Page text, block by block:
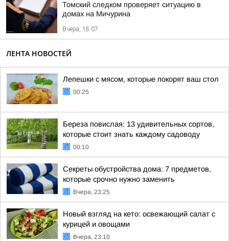
Томский следком проверяет ситуацию в
домах на Мичурина
Вчера, 18:07
ЛЕНТА НОВОСТЕЙ
Лепешки с мясом, которые покорят ваш стол
00:25
Береза повислая: 13 удивительных сортов,
которые стоит знать каждому садоводу
00:10
Секреты обустройства дома: 7 предметов,
которые срочно нужно заменить
Вчера, 23:25
Новый взгляд на кето: освежающий салат с
курицей и овощами
Вчера, 23:10